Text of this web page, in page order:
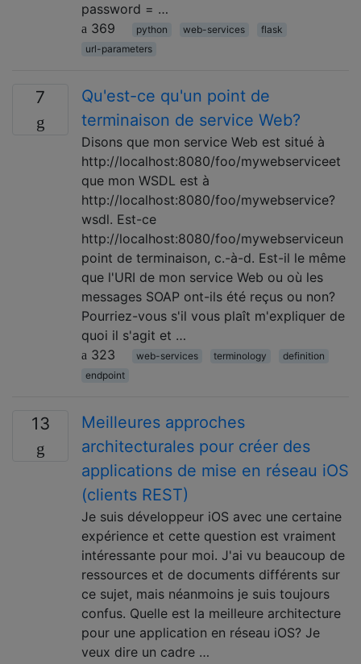
password = …
369
python web-services
flask
url-parameters
7
Qu'est-ce qu'un point de
terminaison de service Web?
Disons que mon service Web est situé à
http://localhost:8080/foo/mywebserviceet
que mon WSDL est à
http://localhost:8080/foo/mywebservice?
wsdl. Est-ce
http://localhost:8080/foo/mywebserviceun
point de terminaison, c.-à-d. Est-il le même
que l'URI de mon service Web ou où les
messages SOAP ont-ils été reçus ou non?
Pourriez-vous s'il vous plaît m'expliquer de
quoi il s'agit et …
323
web-services terminology
definition
endpoint
13
Meilleures approches
architecturales pour créer des
applications de mise en réseau iOS
(clients REST)
Je suis développeur iOS avec une certaine
expérience et cette question est vraiment
intéressante pour moi. J'ai vu beaucoup de
ressources et de documents différents sur
ce sujet, mais néanmoins je suis toujours
confus. Quelle est la meilleure architecture
pour une application en réseau iOS? Je
veux dire un cadre …